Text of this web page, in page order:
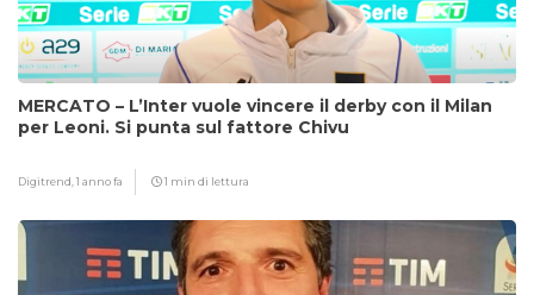
MERCATO – L’Inter vuole vincere il derby con il Milan
per Leoni. Si punta sul fattore Chivu
Digitrend,1 anno fa 1 min di lettura